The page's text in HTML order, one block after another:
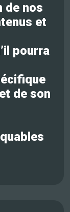
de nos
et
pourra
de son